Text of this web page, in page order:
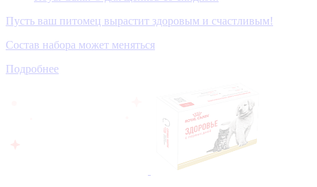
Пусть ваш питомец вырастит здоровым и счастливым!
Состав набора может меняться
Подробнее